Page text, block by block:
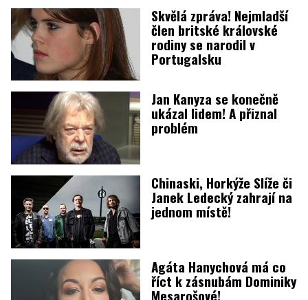
Skvělá zpráva! Nejmladší
člen britské královské
rodiny se narodil v
Portugalsku
Jan Kanyza se konečně
ukázal lidem! A přiznal
problém
Chinaski, Horkýže Slíže či
Janek Ledecký zahrají na
jednom místě!
Agáta Hanychová má co
říct k zásnubám Dominiky
Mesarošové!